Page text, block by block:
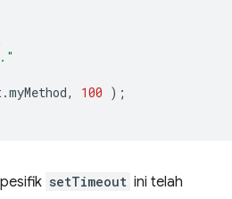
.myMethod, 100 );
setTimeout ini telah